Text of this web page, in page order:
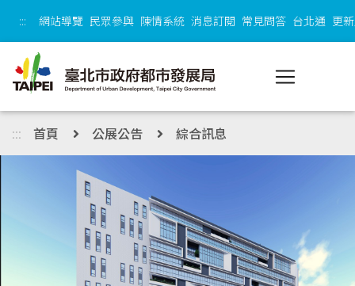
::: 網站導覽 民眾參與 陳情系統 消息訂閱 常見問答 台北通 更
::: 首頁 公展公告 綜合訊息